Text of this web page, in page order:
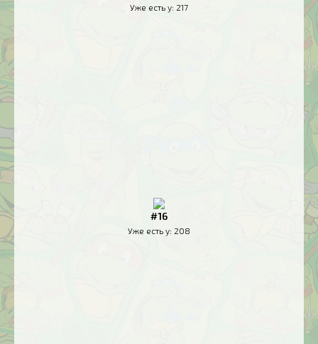
Уже есть у: 217
#16
Уже есть у: 208